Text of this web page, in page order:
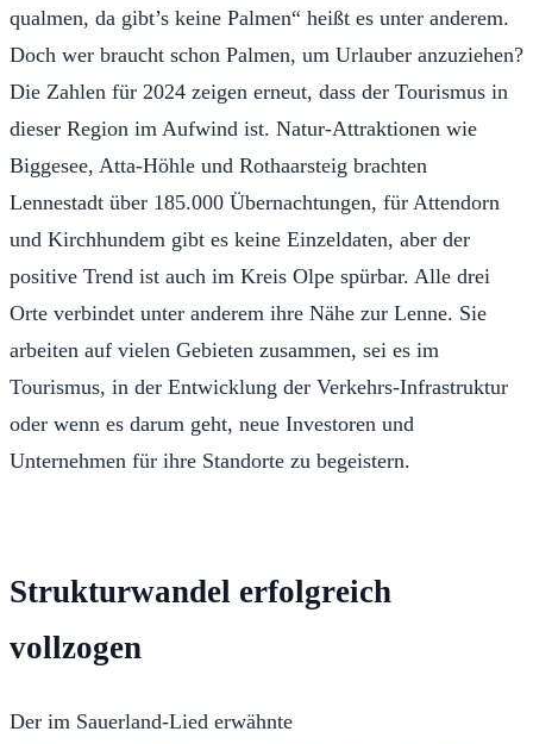
qualmen, da gibt’s keine Palmen“ heißt es unter anderem.
Doch wer braucht schon Palmen, um Urlauber anzuziehen?
Die Zahlen für 2024 zeigen erneut, dass der Tourismus in
dieser Region im Aufwind ist. Natur-Attraktionen wie
Biggesee, Atta-Höhle und Rothaarsteig brachten
Lennestadt über 185.000 Übernachtungen, für Attendorn
und Kirchhundem gibt es keine Einzeldaten, aber der
positive Trend ist auch im Kreis Olpe spürbar. Alle drei
Orte verbindet unter anderem ihre Nähe zur Lenne. Sie
arbeiten auf vielen Gebieten zusammen, sei es im
Tourismus, in der Entwicklung der Verkehrs-Infrastruktur
oder wenn es darum geht, neue Investoren und
Unternehmen für ihre Standorte zu begeistern.
Strukturwandel erfolgreich
vollzogen
Der im Sauerland-Lied erwähnte